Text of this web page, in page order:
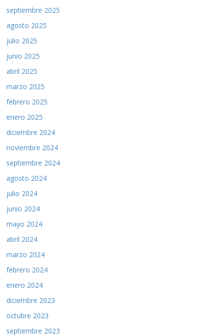
septiembre 2025
agosto 2025
julio 2025
junio 2025
abril 2025
marzo 2025
febrero 2025
enero 2025
diciembre 2024
noviembre 2024
septiembre 2024
agosto 2024
julio 2024
junio 2024
mayo 2024
abril 2024
marzo 2024
febrero 2024
enero 2024
diciembre 2023
octubre 2023
septiembre 2023